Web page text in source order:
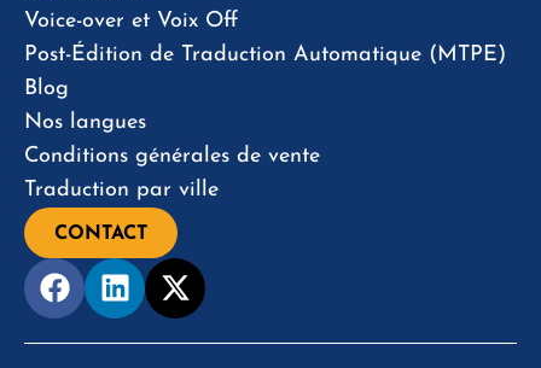
Voice-over et Voix Off
Post-Édition de Traduction Automatique (MTPE)
Blog
Nos langues
Conditions générales de vente
Traduction par ville
CONTACT